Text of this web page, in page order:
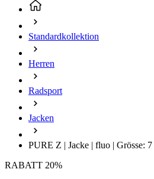
Standardkollektion
Herren
Radsport
Jacken
PURE Z | Jacke | fluo | Grösse: 7
RABATT 20%